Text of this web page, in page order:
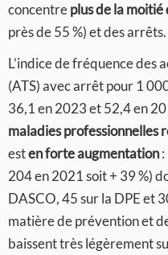
concentreplus de la moitié
près de 55 %) et des arrêts.
L’indice de fréquence des
(ATS) avec arrêt pour 1
36,1 en 2023 et 52,4 en
maladies professionnelles
esten forte augmentation
204 en 2021 soit + 39 %)
DASCO, 45 sur la DPE et
matière de prévention et
baissent très légèrement